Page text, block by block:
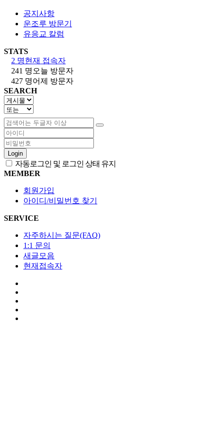
공지사항
운조루 방문기
유응교 칼럼
STATS
2 명현재 접속자
241 명 오늘 방문자
427 명어제 방문자
SEARCH
Login
자동로그인 및 로그인 상태 유지
MEMBER
회원가입
아이디/비밀번호 찾기
SERVICE
자주하시는 질문(FAQ)
1:1 문의
새글모음
현재접속자